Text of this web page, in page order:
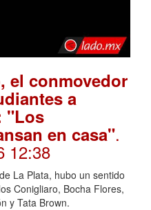
el conmovedor
a
"Los
en casa".
12:38
La Plata, hubo un sentido
Conigliaro, Bocha Flores,
y Tata Brown.